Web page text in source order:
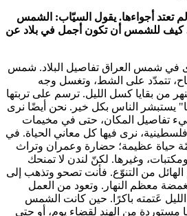
ولم تعتد أجواءها. يقول السيّاب: الشمس
كيف للشمس أن تكون أجمل في بلاد عن
في شمس العراق تفاصيل البلاد. شمس
تتمدّد على الشط، وتغسل وجه
من بقايا كسل الليل. ترسم على تربتها
يستبشر الناس بكل خير. نحن أيضًا نرى
تفاصيل المكان، حتى في مخيمات
فلسطينية، نرى فيها كل معاني الحياة. في
ثمّة حياة عظيمة؛ حضارة وعمران وتراث
وغيرها. لكنّ لندن لا تمنحك
من التنوّع. فأنت تصحو وتذهب إلى
معظم النهار. وتعود من العمل
عَتمته باكرًا. حين كانت الشمس
مستوردة من الهند لقضاء يوم، أو حتى